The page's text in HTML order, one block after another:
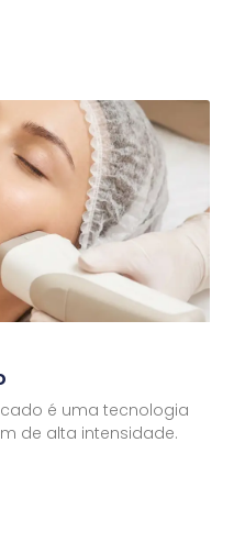
é uma tecnologia
de alta intensidade.